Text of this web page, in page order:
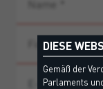
DIESE
Gemäß der
Parlaments